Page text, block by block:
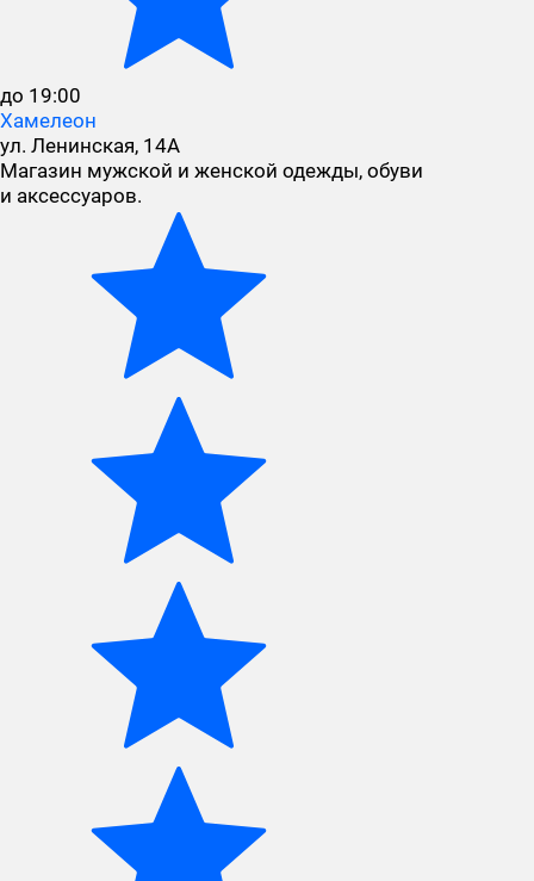
до 19:00
Хамелеон
ул. Ленинская, 14А
Магазин мужской и женской одежды, обуви
и аксессуаров.